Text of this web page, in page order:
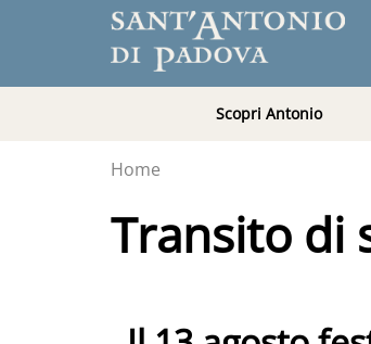
Scopri Antonio
Home
Transito di